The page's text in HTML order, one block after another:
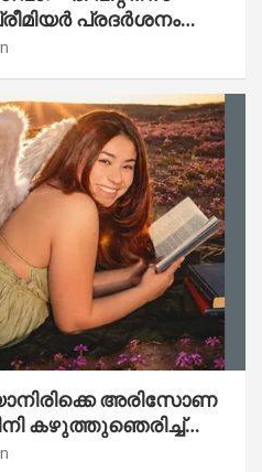
പ്രദർശനം
അരിസോണ
കഴുത്തുഞെരിച്ച്
പ്രതി പിടിയിൽ